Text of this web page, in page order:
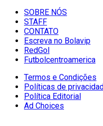
SOBRE NÓS
STAFF
CONTATO
Escreva no Bolavip
RedGol
Futbolcentroamerica
Termos e Condições
Políticas de
Política Editorial
Ad Choices